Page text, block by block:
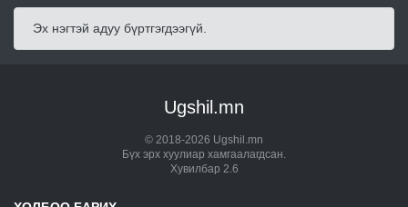
Эх нэгтэй адуу бүртгэгдээгүй.
Ugshil.mn
© 2018-2026 Ugshil.mn
Бүх эрх хуулиар хамгаалагдсан.
Хувилбар 2.6